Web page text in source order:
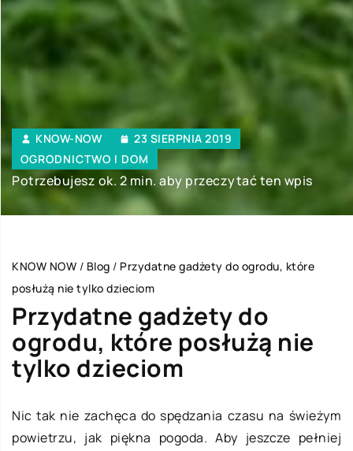
KNOW-NOW
23 SIERPNIA 2019
OGRODNICTWO I DOM
Potrzebujesz ok. 2 min. aby przeczytać ten wpis
KNOW NOW / Blog / Przydatne gadżety do ogrodu, które
posłużą nie tylko dzieciom
Przydatne gadżety do
ogrodu, które posłużą nie
tylko dzieciom
Nic tak nie zachęca do spędzania czasu na świeżym
powietrzu, jak piękna pogoda. Aby jeszcze pełniej